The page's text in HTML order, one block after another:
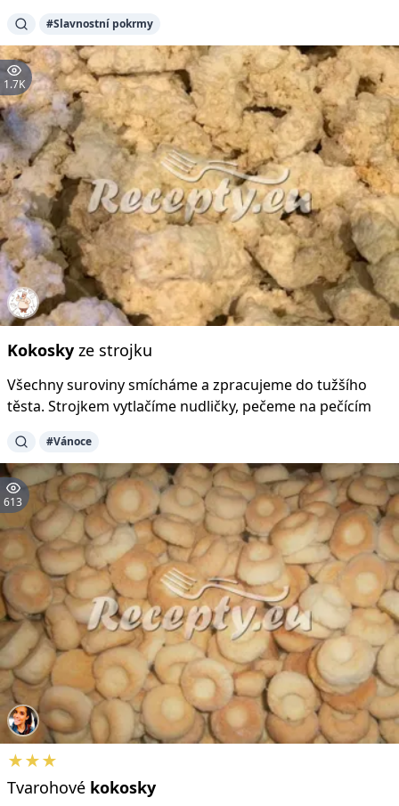
#Slavnostní pokrmy
1.7K
Kokosky ze strojku
Všechny suroviny smícháme a zpracujeme do tužšího
těsta. Strojkem vytlačíme nudličky, pečeme na pečícím
#Vánoce
613
★★★
Tvarohové kokosky